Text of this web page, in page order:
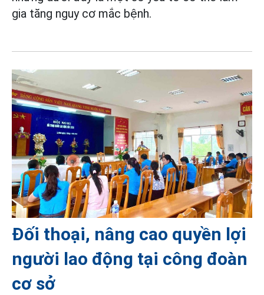
gia tăng nguy cơ mắc bệnh.
Đối thoại, nâng cao quyền lợi
người lao động tại công đoàn
cơ sở